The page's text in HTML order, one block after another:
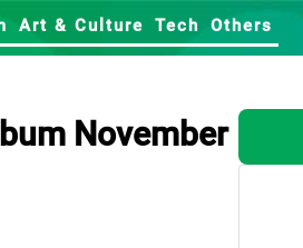
Art & Culture Tech Others
November